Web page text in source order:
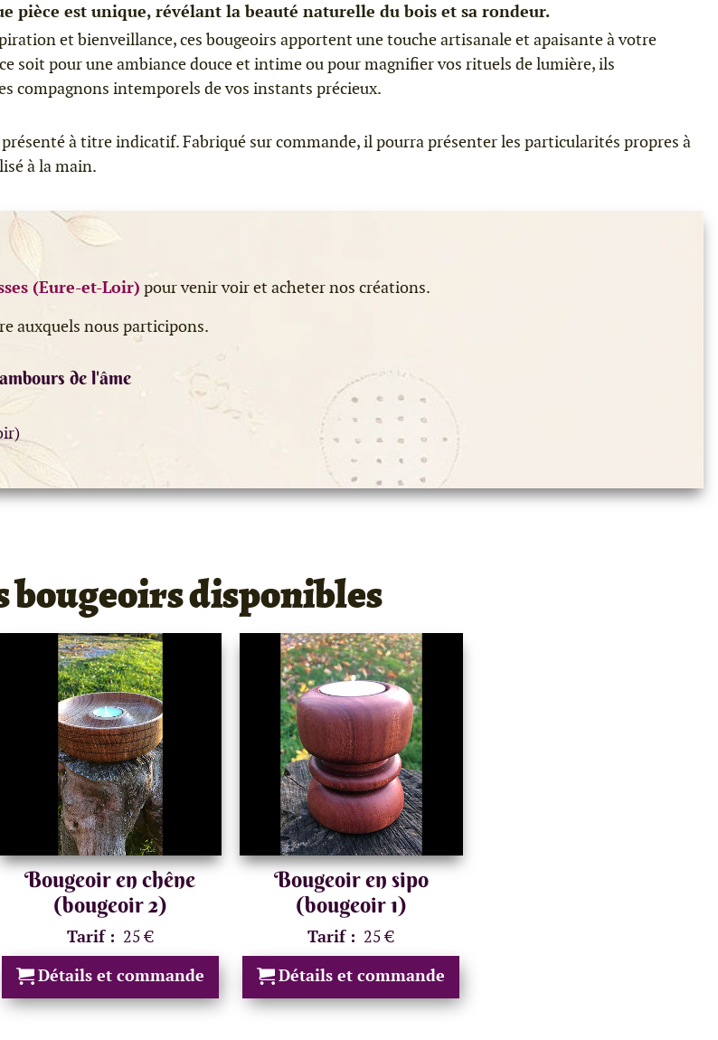
pièce est unique, révélant la beauté naturelle du bois et sa rondeur.
et bienveillance, ces bougeoirs apportent une touche artisanale et apaisante à votre
soit pour une ambiance douce et intime ou pour magnifier vos rituels de lumière, ils
compagnons intemporels de vos instants précieux.
présenté à titre indicatif. Fabriqué sur commande, il pourra présenter les particularités propres à
à la main.
(Eure-et-Loir) pour venir voir et acheter nos créations.
auxquels nous participons.
de l'âme
bougeoirs disponibles
Bougeoir en chêne
(bougeoir 2)
Tarif : 25 €
Détails et commande
Bougeoir en sipo
(bougeoir 1)
Tarif : 25 €
Détails et commande